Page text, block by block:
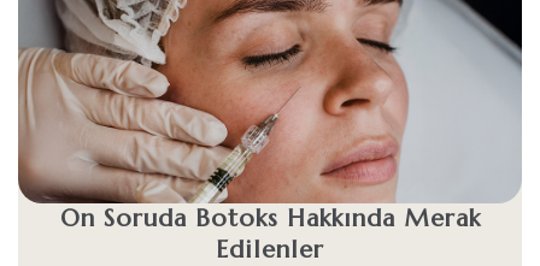
On Soruda Botoks Hakkında Merak
Edilenler